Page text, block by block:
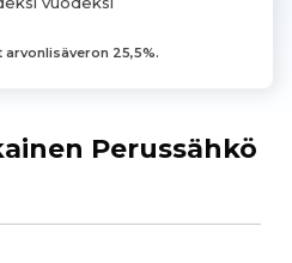
arvonlisäveron 25,5%.
Perussähkö